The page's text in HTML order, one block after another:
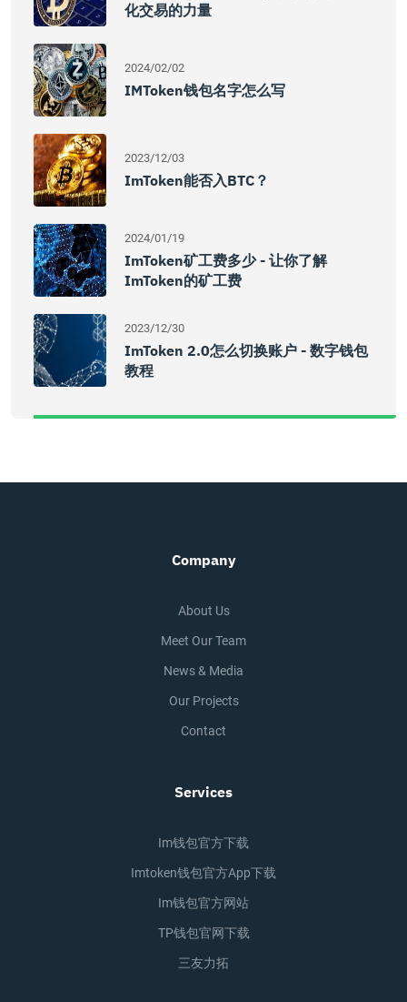
化交易的力量
2024/02/02
IMToken钱包名字怎么写
2023/12/03
ImToken能否入BTC？
2024/01/19
ImToken矿工费多少 - 让你了解
ImToken的矿工费
2023/12/30
ImToken 2.0怎么切换账户 - 数字钱包
教程
Company
About Us
Meet Our Team
News & Media
Our Projects
Contact
Services
Im钱包官方下载
Imtoken钱包官方app下载
Im钱包官方网站
TP钱包官网下载
三友力拓